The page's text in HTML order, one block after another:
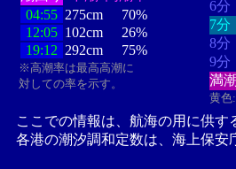
04:55 275cm
70%
12:05 102cm
26%
19:12 292cm 75%
※高潮率は最高高潮に
対しての率を示す。
6分
7分
8分
9分
満潮
黄色
ここでの情報は、航海の用に供
各港の潮汐調和定数は、海上保